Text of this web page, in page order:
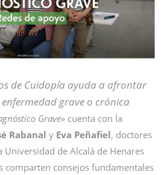
de Cuidopía ayuda a afrontar
grave o crónica
Grave» cuenta con la
Rabanal y Eva Peñafiel, doctores
Universidad de Alcalá de Henares
comparten consejos fundamentales